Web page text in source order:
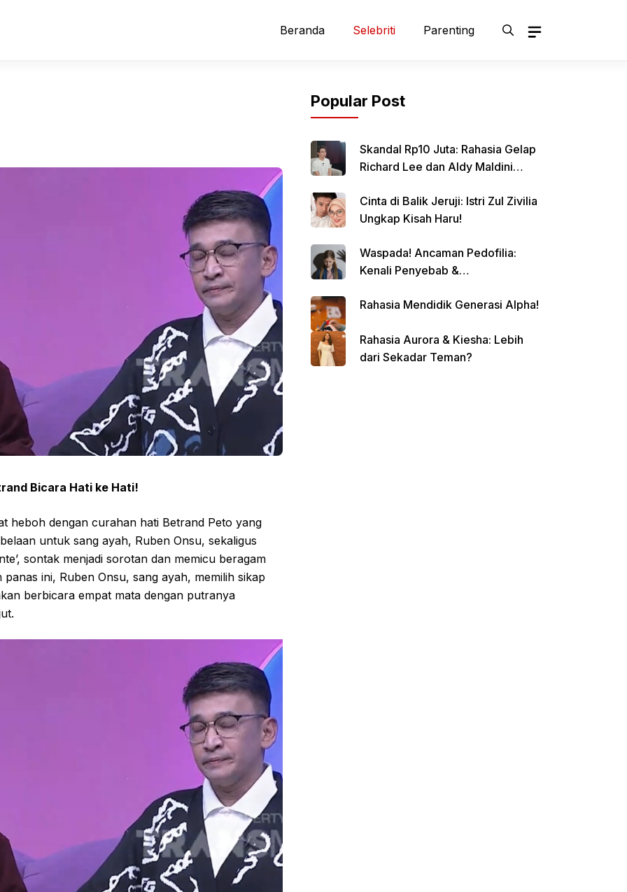
Beranda Selebriti Parenting
Bicara Hati ke Hati!
heboh dengan curahan hati Betrand Peto yang
untuk sang ayah, Ruben Onsu, sekaligus
sontak menjadi sorotan dan memicu beragam
ini, Ruben Onsu, sang ayah, memilih sikap
berbicara empat mata dengan putranya
Popular Post
Skandal Rp10 Juta: Rahasia Gelap
Richard Lee dan Aldy Maldini
Cinta di Balik Jeruji: Istri Zul Zivilia
Ungkap Kisah Haru!
Waspada! Ancaman Pedofilia:
Kenali Penyebab &
Rahasia Mendidik Generasi Alpha!
Rahasia Aurora & Kiesha: Lebih
dari Sekadar Teman?